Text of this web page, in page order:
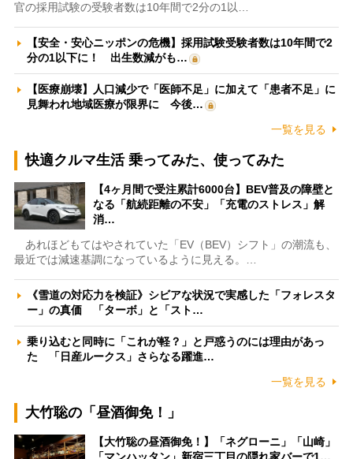
官の採用試験の受験者数は10年間で2分の1以…
【安全・安心ニッポンの危機】採用試験受験者数は10年間で2
分の1以下に！ 出生数減がも…
【医療崩壊】人口減少で「医師不足」に加えて「患者不足」に
見舞われ地域医療が限界に 今後…
一覧を見る
快適クルマ生活 乗ってみた、使ってみた
【4ヶ月間で受注累計6000台】BEV普及の障壁と
なる「航続距離の不安」「充電のストレス」解
消…
あれほどもてはやされていた「EV（BEV）シフト」の潮流も、
最近では減速基調になっているように見える。…
《雪道の対応力を検証》シビアな状況で実感した「フォレスタ
ー」の真価 「ターボ」と「スト…
乗り込むと同時に「これが軽？」と戸惑うのには理由があっ
た 「日産ルークス」さらなる躍進…
一覧を見る
大竹聡の「昼酒御免！」
【大竹聡の昼酒御免！】「ネグローニ」「山崎」